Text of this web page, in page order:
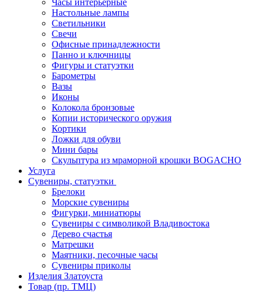
Настольные лампы
Светильники
Свечи
Офисные принадлежности
Панно и ключницы
Фигуры и статуэтки
Барометры
Вазы
Иконы
Колокола бронзовые
Копии исторического оружия
Кортики
Ложки для обуви
Мини бары
Скульптура из мраморной крошки BOGACHO
Услуга
Сувениры, статуэтки
Брелоки
Морские сувениры
Фигурки, миниатюры
Сувениры с символикой Владивостока
Дерево счастья
Матрешки
Маятники, песочные часы
Сувениры приколы
Изделия Златоуста
Товар (пр. ТМЦ)